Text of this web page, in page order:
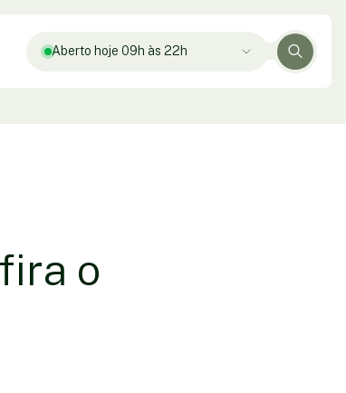
Aberto hoje 09h às 22h
o